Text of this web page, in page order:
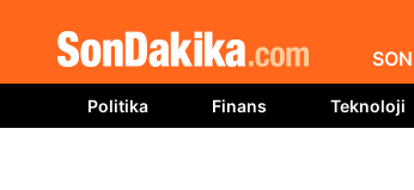
Politika Finans Teknoloji